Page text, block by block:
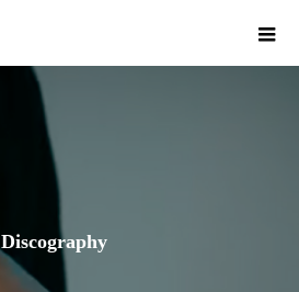
Discography